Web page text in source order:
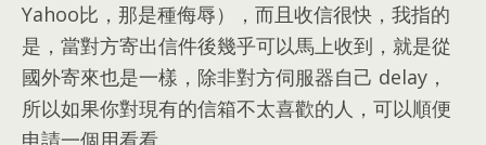
Yahoo比 ， 那是種侮辱） ， 而且收信很快 ， 我指的
是 ， 當對方寄出信件後幾乎可以馬上收到 ， 就是從
國外寄來也是一樣 ， 除非對方伺服器自己 delay ，
所以如果你對現有的信箱不太喜歡的人 ， 可以順便
申請一個用看看。